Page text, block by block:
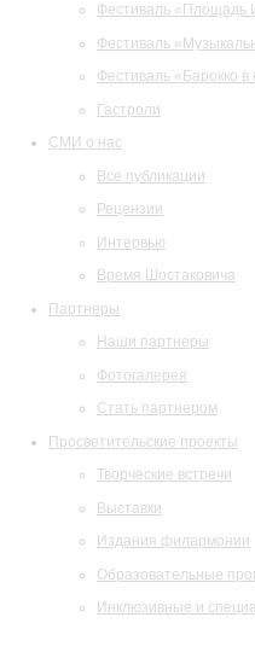
Фестиваль «Площадь
Фестиваль
Фестиваль «Барокко в
Гастроли
СМИ о нас
Все публикации
Рецензии
Интервью
Время Шостаковича
Партнеры
Наши партнеры
Фотогалерея
Стать партнером
Просветительские проекты
Творческие встречи
Выставки
Издания филармонии
Образовательные
Инклюзивные и